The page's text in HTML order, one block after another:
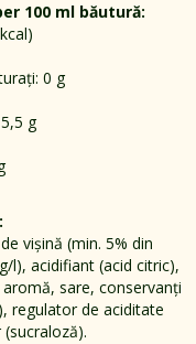
100 ml băutură:
0 g
g
vișină (min. 5% din
l), acidifiant (acid citric),
sare, conservanți
regulator de aciditate